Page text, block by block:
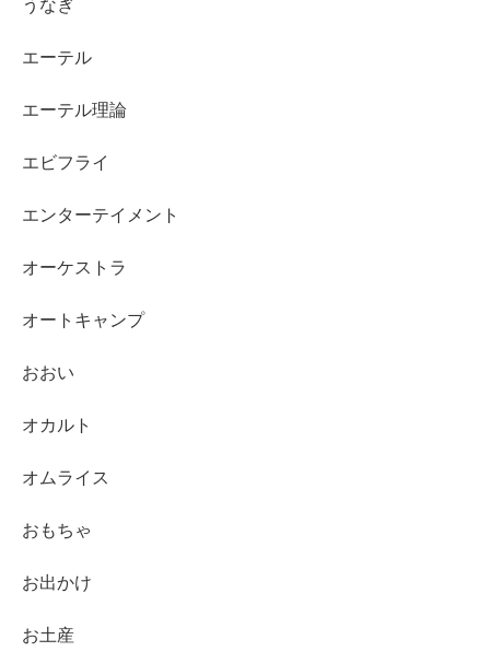
うなぎ
エーテル
エーテル理論
エビフライ
エンターテイメント
オーケストラ
オートキャンプ
おおい
オカルト
オムライス
おもちゃ
お出かけ
お土産